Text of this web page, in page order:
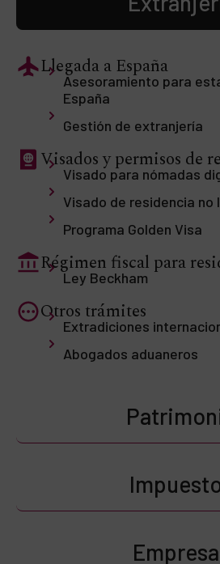
Llegada a España
Asesoramiento para
España
Gestión de extranjería
Visados y permisos de
Visado para nómadas
Visado de residencia no
Programa Golden Visa
Régimen fiscal para
Ley Beckham
Otros trámites
Extradiciones
Abogados aduaneros